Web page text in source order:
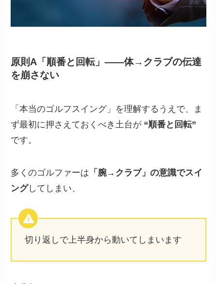
原則A「順番と回転」――体→クラブの伝達
を崩さない
「本当のゴルフスイング」を理解するうえで、ま
ず最初に押さえておくべき土台が “順番と回転”
です。
多くのゴルファーは 「腕→クラブ」の意識でスイ
ングしてしまい、
切り返しで上半身から動いてしまいます